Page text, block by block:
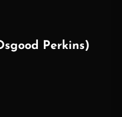
Perkins)